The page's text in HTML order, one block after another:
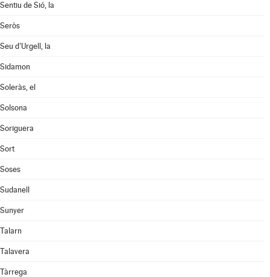
Sentiu de Sió, la
Seròs
Seu d'Urgell, la
Sidamon
Soleràs, el
Solsona
Soriguera
Sort
Soses
Sudanell
Sunyer
Talarn
Talavera
Tàrrega